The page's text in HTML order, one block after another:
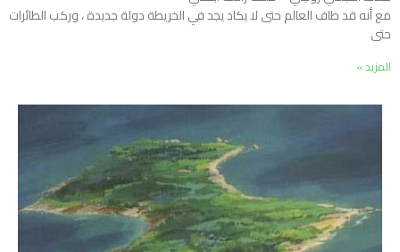
مع أنه قد طاف العالم حتى لا يكاد يجد في الخريطة دولة جديدة ، وركب الطائرات
حتى
المزيد »